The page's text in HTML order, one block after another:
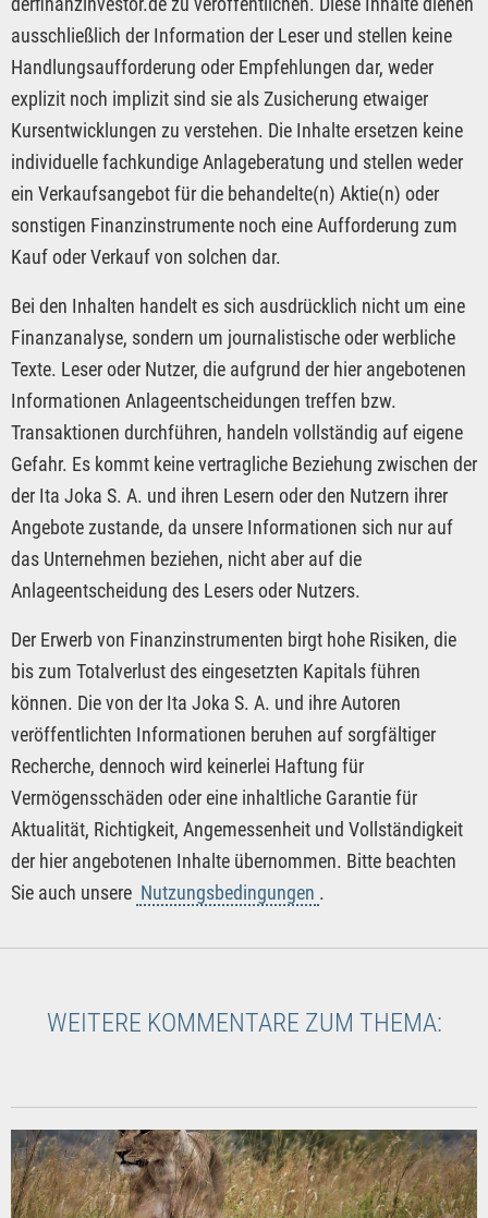
ausschließlich der Information der Leser und stellen keine
Handlungsaufforderung oder Empfehlungen dar, weder
explizit noch implizit sind sie als Zusicherung etwaiger
Kursentwicklungen zu verstehen. Die Inhalte ersetzen keine
individuelle fachkundige Anlageberatung und stellen weder
ein Verkaufsangebot für die behandelte(n) Aktie(n) oder
sonstigen Finanzinstrumente noch eine Aufforderung zum
Kauf oder Verkauf von solchen dar.
Bei den Inhalten handelt es sich ausdrücklich nicht um eine
Finanzanalyse, sondern um journalistische oder werbliche
Texte. Leser oder Nutzer, die aufgrund der hier angebotenen
Informationen Anlageentscheidungen treffen bzw.
Transaktionen durchführen, handeln vollständig auf eigene
Gefahr. Es kommt keine vertragliche Beziehung zwischen der
der Ita Joka S. A. und ihren Lesern oder den Nutzern ihrer
Angebote zustande, da unsere Informationen sich nur auf
das Unternehmen beziehen, nicht aber auf die
Anlageentscheidung des Lesers oder Nutzers.
Der Erwerb von Finanzinstrumenten birgt hohe Risiken, die
bis zum Totalverlust des eingesetzten Kapitals führen
können. Die von der Ita Joka S. A. und ihre Autoren
veröffentlichten Informationen beruhen auf sorgfältiger
Recherche, dennoch wird keinerlei Haftung für
Vermögensschäden oder eine inhaltliche Garantie für
Aktualität, Richtigkeit, Angemessenheit und Vollständigkeit
der hier angebotenen Inhalte übernommen. Bitte beachten
Sie auch unsere Nutzungsbedingungen .
WEITERE KOMMENTARE ZUM THEMA: